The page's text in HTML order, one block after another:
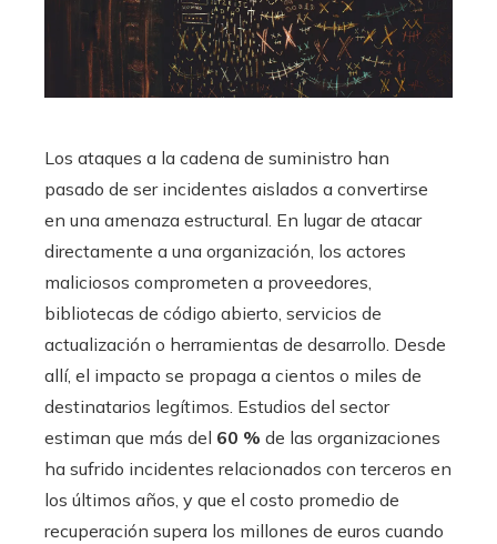
Los ataques a la cadena de suministro han
pasado de ser incidentes aislados a convertirse
en una amenaza estructural. En lugar de atacar
directamente a una organización, los actores
maliciosos comprometen a proveedores,
bibliotecas de código abierto, servicios de
actualización o herramientas de desarrollo. Desde
allí, el impacto se propaga a cientos o miles de
destinatarios legítimos. Estudios del sector
estiman que más del 60 % de las organizaciones
ha sufrido incidentes relacionados con terceros en
los últimos años, y que el costo promedio de
recuperación supera los millones de euros cuando